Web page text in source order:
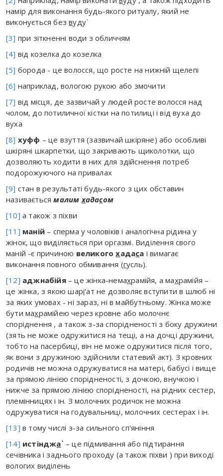
намір для виконання будь-якого ритуалу, який не
виконується безвуду`
[3] при зіткненні води з обличчям
[4] від козелка до козелка
[5] борода - це волосся, що росте на нижній щелепі
[6] наприклад, вологою рукою або змочити
[7] від місця, де зазвичай у людей росте волосся над
чолом, до потиличної кістки на потилиці і від вуха до
вуха
[8] хуфф – це взуття (зазвичай шкіряне) або особливі
шкіряні шкарпетки, що закривають щиколотки, що
дозволяють ходити в них для здійснення потреб
подорожуючого на привалах
[9] стан в результаті будь-якого з цих обставин
називаєтьсямалимхадасом
[10] а також з піхви
[11] маній – сперма у чоловіків і аналогічна рідина у
жінок, що виділяється при оргазмі. Виділення свого
маній -є причиною великогохадаса і вимагає
виконання повного обмивання (гусль).
[12] аджнабійя– це жінка-немахрамійя, а махрамійя –
це жінка, з якою шарі‘ат не дозволяє вступити в шлюб ні
за яких умовах - ні зараз, ні в майбутньому. Жінка може
бути махрамійею через кровне або молочнє
споріднення , а також з-за спорідненості з боку дружини
(зять не може одружитися на тещі, а на дочці дружини,
тобто на пасербиці, він не може одружитися після того,
як вони з дружиною здійснили статевий акт). З кровних
родичів не можна одружуватися на матері, бабусі і вище
за прямою лінією спорідненості, з дочкою, внучкою і
нижче за прямою лінією спорідненості, на рідних сестер,
племінницях і ін. З молочних родичок не можна
одружуватися на годувальниці, молочних сестерах і ін.
[13] в тому числі з-за сильного сп'яніння
[14] истінджа` – це підмивання або підтирання
сечівника і заднього проходу (а також піхви ) при виході
вологих виділень